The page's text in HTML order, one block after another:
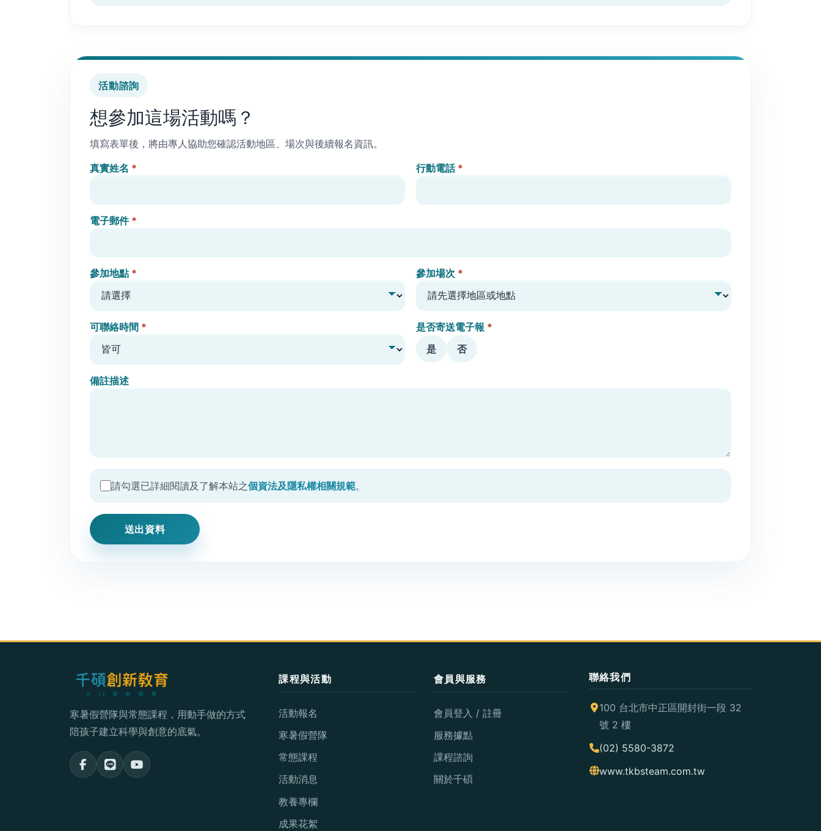
活動諮詢
想參加這場活動嗎？
填寫表單後，將由專人協助您確認活動地區、場次與後續報名資訊。
真實姓名 * 行動電話 *
電子郵件 *
參加地點 * 參加場次 *
可聯絡時間 * 是否寄送電子報 *
是
否
備註描述
請勾選已詳細閱讀及了解本站之個資法及隱私權相關規範。
送出資料
寒暑假營隊與常態課程，用動手做的方式
陪孩子建立科學與創意的底氣。
課程與活動
活動報名
寒暑假營隊
常態課程
活動消息
教養專欄
成果花絮
會員與服務
會員登入 / 註冊
服務據點
課程諮詢
關於千碩
聯絡我們
100 台北市中正區開封街一段 32
號 2 樓
(02) 5580-3872
www.tkbsteam.com.tw